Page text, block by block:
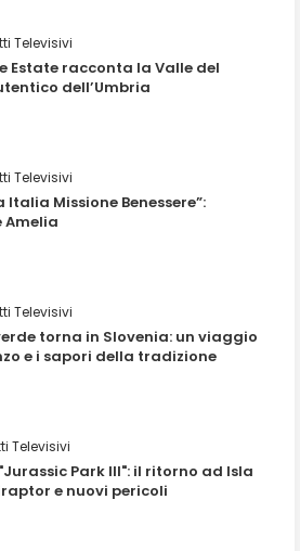
Televisivi
Estate racconta la Valle del
dell’Umbria
Televisivi
Italia Missione Benessere”:
Amelia
Televisivi
torna in Slovenia: un viaggio
e i sapori della tradizione
Televisivi
Park III": il ritorno ad Isla
e nuovi pericoli